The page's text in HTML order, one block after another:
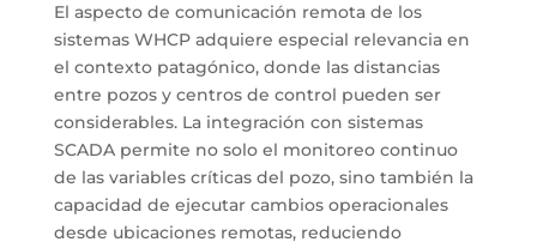
El aspecto de comunicación remota de los
sistemas WHCP adquiere especial relevancia en
el contexto patagónico, donde las distancias
entre pozos y centros de control pueden ser
considerables. La integración con sistemas
SCADA permite no solo el monitoreo continuo
de las variables críticas del pozo, sino también la
capacidad de ejecutar cambios operacionales
desde ubicaciones remotas, reduciendo